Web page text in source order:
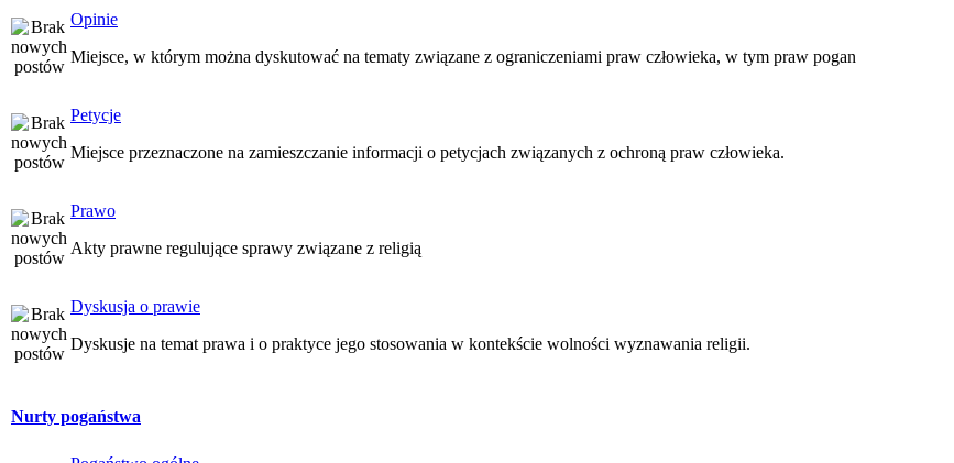
Opinie
Miejsce, w którym można dyskutować na tematy związane z ograniczeniami praw człowieka, w tym praw pogan
Petycje
Miejsce przeznaczone na zamieszczanie informacji o petycjach związanych z ochroną praw człowieka.
Prawo
Akty prawne regulujące sprawy związane z religią
Dyskusja o prawie
Dyskusje na temat prawa i o praktyce jego stosowania w kontekście wolności wyznawania religii.
Nurty pogaństwa